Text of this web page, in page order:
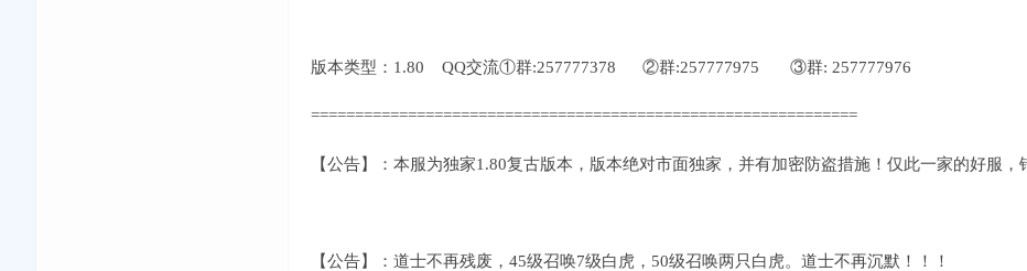
版本类型：1.80 QQ交流①群:257777378 ②群:257777975 ③群: 257777976
==============================================================
【公告】：本服为独家1.80复古版本，版本绝对市面独家，并有加密防盗措施！仅此一家的好服，
【公告】：道士不再残废，45级召唤7级白虎，50级召唤两只白虎。道士不再沉默！！！